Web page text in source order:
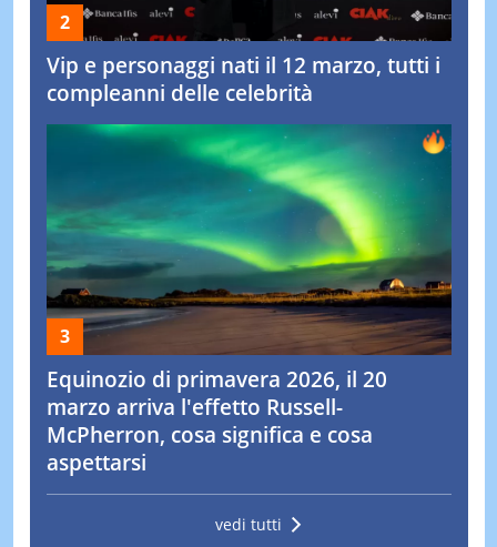
Vip e personaggi nati il 12 marzo, tutti i
compleanni delle celebrità
Equinozio di primavera 2026, il 20
marzo arriva l'effetto Russell-
McPherron, cosa significa e cosa
aspettarsi
vedi tutti